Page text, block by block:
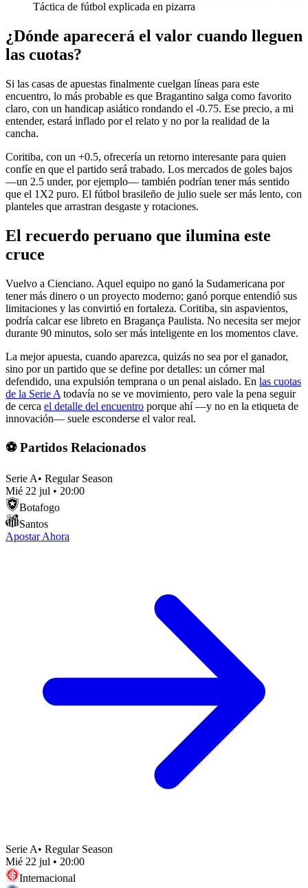
Táctica de fútbol explicada en pizarra
¿Dónde aparecerá el valor cuando lleguen
las cuotas?
Si las casas de apuestas finalmente cuelgan líneas para este
encuentro, lo más probable es que Bragantino salga como favorito
claro, con un handicap asiático rondando el -0.75. Ese precio, a mi
entender, estará inflado por el relato y no por la realidad de la
cancha.
Coritiba, con un +0.5, ofrecería un retorno interesante para quien
confíe en que el partido será trabado. Los mercados de goles bajos
—un 2.5 under, por ejemplo— también podrían tener más sentido
que el 1X2 puro. El fútbol brasileño de julio suele ser más lento, con
planteles que arrastran desgaste y rotaciones.
El recuerdo peruano que ilumina este
cruce
Vuelvo a Cienciano. Aquel equipo no ganó la Sudamericana por
tener más dinero o un proyecto moderno; ganó porque entendió sus
limitaciones y las convirtió en fortaleza. Coritiba, sin aspavientos,
podría calcar ese libreto en Bragança Paulista. No necesita ser mejor
durante 90 minutos, solo ser más inteligente en los momentos clave.
La mejor apuesta, cuando aparezca, quizás no sea por el ganador,
sino por un partido que se define por detalles: un córner mal
defendido, una expulsión temprana o un penal aislado. En las cuotas
de la Serie A todavía no se ve movimiento, pero vale la pena seguir
de cerca el detalle del encuentro porque ahí —y no en la etiqueta de
innovación— suele esconderse el valor real.
⚽ Partidos Relacionados
Serie A• Regular Season
Mié 22 jul • 20:00
Botafogo
Santos
Apostar Ahora
Serie A• Regular Season
Mié 22 jul • 20:00
Internacional